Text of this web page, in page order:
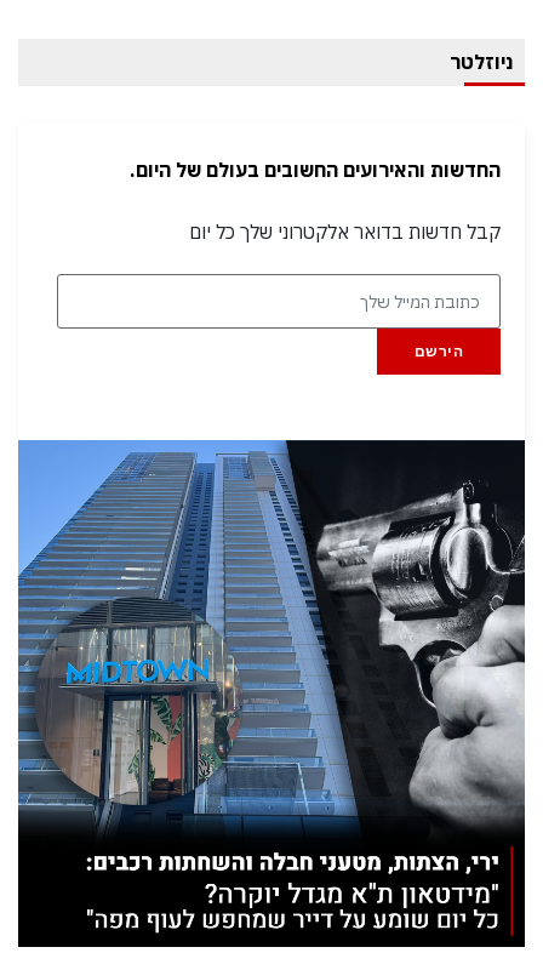
ניוזלטר
החדשות והאירועים החשובים בעולם של היום.
קבל חדשות בדואר אלקטרוני שלך כל יום
הירשם